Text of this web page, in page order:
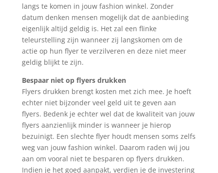
langs te komen in jouw fashion winkel. Zonder
datum denken mensen mogelijk dat de aanbieding
eigenlijk altijd geldig is. Het zal een flinke
teleurstelling zijn wanneer zij langskomen om de
actie op hun flyer te verzilveren en deze niet meer
geldig blijkt te zijn.
Bespaar niet op flyers drukken
Flyers drukken brengt kosten met zich mee. Je hoeft
echter niet bijzonder veel geld uit te geven aan
flyers. Bedenk je echter wel dat de kwaliteit van jouw
flyers aanzienlijk minder is wanneer je hierop
bezuinigt. Een slechte flyer houdt mensen soms zelfs
weg van jouw fashion winkel. Daarom raden wij jou
aan om vooral niet te besparen op flyers drukken.
Indien je het goed aanpakt, verdien je de investering